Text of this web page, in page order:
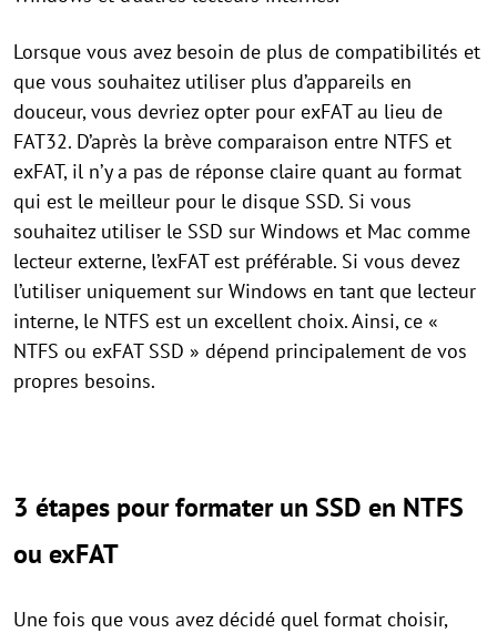
Lorsque vous avez besoin de plus de compatibilités et
que vous souhaitez utiliser plus d’appareils en
douceur, vous devriez opter pour exFAT au lieu de
FAT32. D’après la brève comparaison entre NTFS et
exFAT, il n’y a pas de réponse claire quant au format
qui est le meilleur pour le disque SSD. Si vous
souhaitez utiliser le SSD sur Windows et Mac comme
lecteur externe, l’exFAT est préférable. Si vous devez
l’utiliser uniquement sur Windows en tant que lecteur
interne, le NTFS est un excellent choix. Ainsi, ce «
NTFS ou exFAT SSD » dépend principalement de vos
propres besoins.
3 étapes pour formater un SSD en NTFS
ou exFAT
Une fois que vous avez décidé quel format choisir,